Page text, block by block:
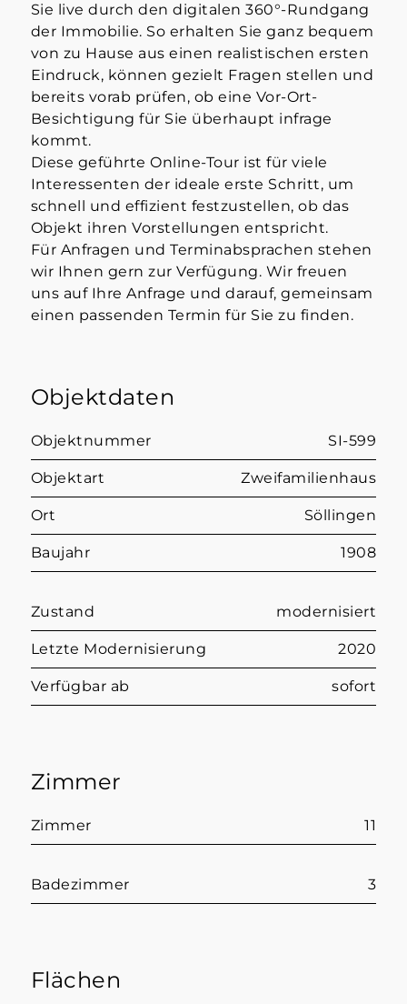
Sie live durch den digitalen 360°-Rundgang
der Immobilie. So erhalten Sie ganz bequem
von zu Hause aus einen realistischen ersten
Eindruck, können gezielt Fragen stellen und
bereits vorab prüfen, ob eine Vor-Ort-
Besichtigung für Sie überhaupt infrage
kommt.
Diese geführte Online-Tour ist für viele
Interessenten der ideale erste Schritt, um
schnell und effizient festzustellen, ob das
Objekt ihren Vorstellungen entspricht.
Für Anfragen und Terminabsprachen stehen
wir Ihnen gern zur Verfügung. Wir freuen
uns auf Ihre Anfrage und darauf, gemeinsam
einen passenden Termin für Sie zu finden.
Objektdaten
Objektnummer SI-599
Objektart Zweifamilienhaus
Ort Söllingen
Baujahr 1908
Zustand modernisiert
Letzte Modernisierung 2020
Verfügbar ab sofort
Zimmer
Zimmer 11
Badezimmer 3
Flächen